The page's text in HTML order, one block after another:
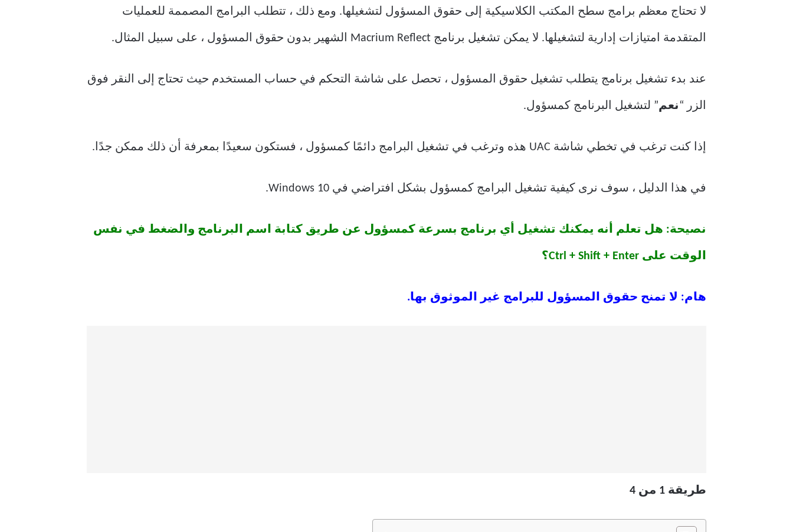
لا تحتاج معظم برامج سطح المكتب الكلاسيكية إلى حقوق المسؤول لتشغيلها. ومع ذلك ، تتطلب البرامج المصممة للعمليات
المتقدمة امتيازات إدارية لتشغيلها. لا يمكن تشغيل برنامج Macrium Reflect الشهير بدون حقوق المسؤول ، على سبيل المثال.
عند بدء تشغيل برنامج يتطلب تشغيل حقوق المسؤول ، تحصل على شاشة التحكم في حساب المستخدم حيث تحتاج إلى النقر فوق
الزر “ نعم” لتشغيل البرنامج كمسؤول.
إذا كنت ترغب في تخطي شاشة UAC هذه وترغب في تشغيل البرامج دائمًا كمسؤول ، فستكون سعيدًا بمعرفة أن ذلك ممكن جدًا.
في هذا الدليل ، سوف نرى كيفية تشغيل البرامج كمسؤول بشكل افتراضي في Windows 10.
نصيحة: هل تعلم أنه يمكنك تشغيل أي برنامج بسرعة كمسؤول عن طريق كتابة اسم البرنامج والضغط في نفس
الوقت على Ctrl + Shift + Enter؟
هام: لا تمنح حقوق المسؤول للبرامج غير الموثوق بها.
طريقة 1 من 4